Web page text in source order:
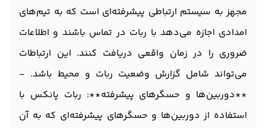
مجهز به سیستم ارتباطی پیشرفته‌ای است که به تیم‌های
امدادی اجازه می‌دهد با ربات در تماس باشند و اطلاعات
ضروری را در زمان واقعی دریافت کنند. این ارتباطات
می‌تواند شامل گزارش وضعیت ربات و محیط باشد. -
**دوربین‌ها و حسگرهای پیشرفته**: ربات پانکس با
استفاده از دوربین‌ها و حسگرهای پیشرفته‌ای که به آن